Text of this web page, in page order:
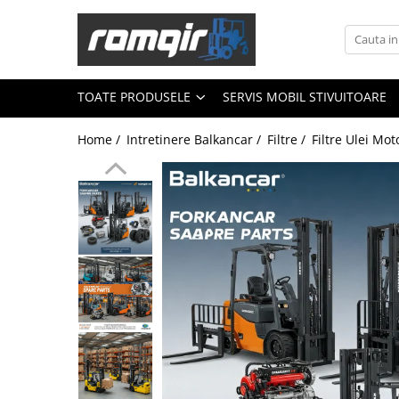
Piese Motor
Piese Motor D 2500
Piese Motor D 3900
Piese de Schimb Balkancar
Catarg Motostivuitor Balkancar
Alte Piese Catarg
Role Catarg
Piese Punte Fata
Butuci Balkancar
Piese Grup Diferențial
Piese Punte Față Motostivuitor
Planetare Balkancar
Sistem Alimentare Balkancar
TOATE PRODUSELE SERVIS MOBIL STIVUITOARE
Home / Intretinere Balkancar / Filtre / Filtre Ulei